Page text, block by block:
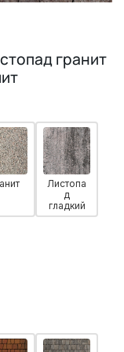
гранит
Листопа
д
гладкий